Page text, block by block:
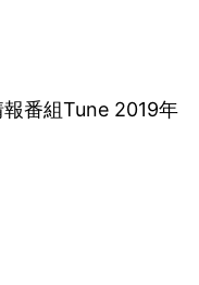
番組Tune 2019年